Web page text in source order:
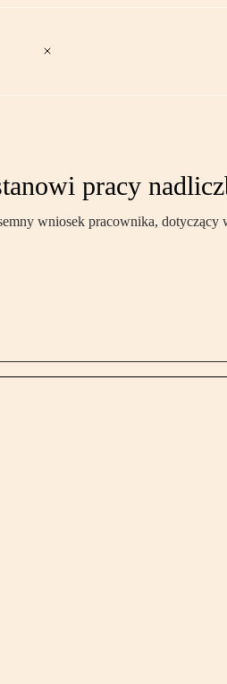
pracy
wniosek pracownika, dotyczący